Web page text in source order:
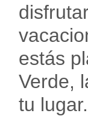
estás
Verde,
tu lugar.